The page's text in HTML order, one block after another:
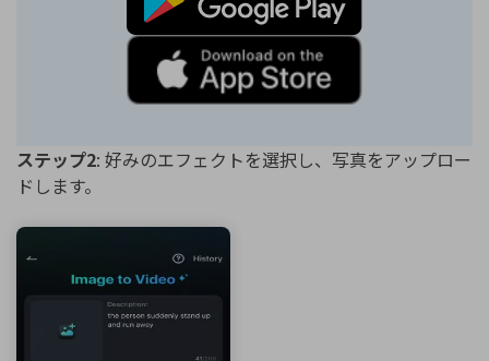
ステップ2: 好みのエフェクトを選択し、写真をアップロー
ドします。